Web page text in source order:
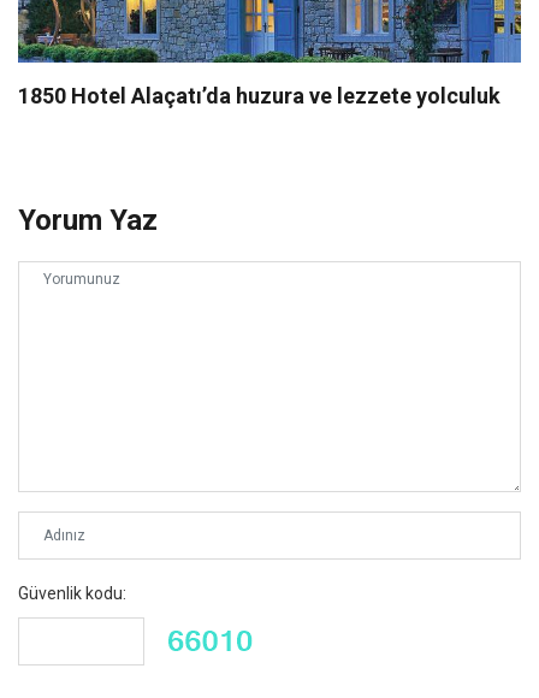
1850 Hotel Alaçatı’da huzura ve lezzete yolculuk
Yorum Yaz
Güvenlik kodu: